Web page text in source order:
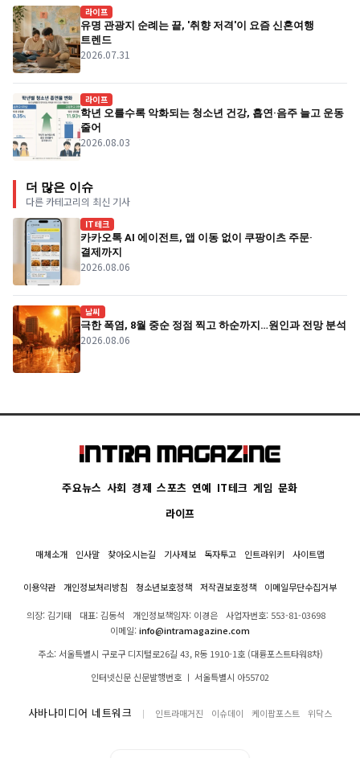
라이프
유명 관광지 순례는 끝, '취향 저격'이 요즘 신혼여행
트렌드
2026.07.31
라이프
학년 오를수록 악화되는 청소년 건강, 흡연·음주 늘고 운동
줄어
2026.08.03
더 많은 이슈
다른 카테고리의 최신 기사
IT테크
카카오톡 AI 에이전트, 앱 이동 없이 쿠팡이츠 주문·
결제까지
2026.08.06
날씨
극한 폭염, 8월 중순 정점 찍고 하순까지…원인과 전망 분석
2026.08.06
주요뉴스 사회 경제 스포츠 연예 IT테크 게임 문화
라이프
매체소개 인사말 찾아오시는길 기사제보 독자투고 인트라위키 사이트맵
이용약관 개인정보처리방침 청소년보호정책 저작권보호정책 이메일무단수집거부
의장: 김기태 대표: 김동석 개인정보책임자: 이경은
사업자번호: 553-81-03698
이메일:info@intramagazine.com
주소: 서울특별시 구로구 디지털로26길 43, R동 1910-1호 (대륭포스트타워8차)
인터넷신문 신문발행번호 ㅣ 서울특별시 아55702
사바나미디어 네트워크 인트라매거진 이슈데이 케이팝포스트 위닥스